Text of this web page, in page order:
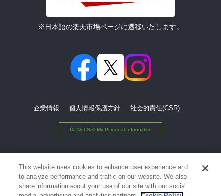
※日本語の楽天市場ページに遷移いたします。
企業情報 個人情報保護方針 社会的責任(CSR)
Do Not Sell My Personal Information
This website uses cookies to enhance user experience and
to analyze performance and traffic on our website. We also
share information about your use of our site with our social